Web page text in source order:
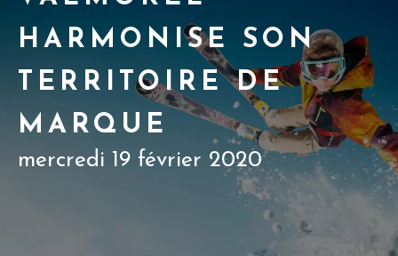
HARMONISE SON
TERRITOIRE DE
MARQUE
mercredi 19 février 2020